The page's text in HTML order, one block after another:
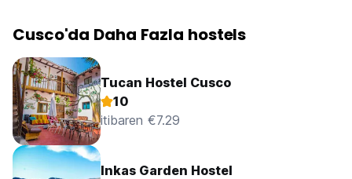
Cusco'da Daha Fazla hostels
Tucan Hostel Cusco
10
itibaren €7.29
Inkas Garden Hostel